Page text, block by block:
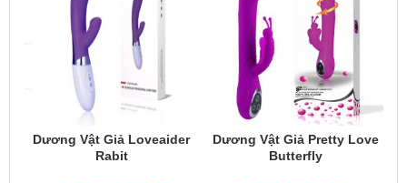
Dương Vật Giả Loveaider
Rabit
Dương Vật Giả Pretty Love
Butterfly